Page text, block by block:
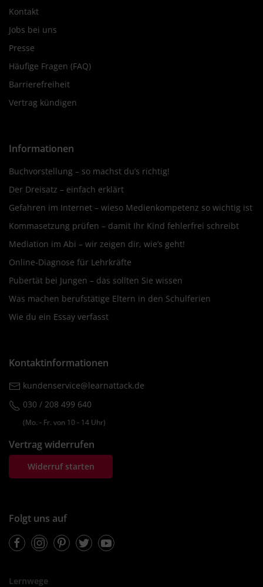
Kontakt
Jobs bei uns
Presse
Häufige Fragen (FAQ)
Barrierefreiheit
Vertrag kündigen
Informationen
Buchvorstellung – so machst du’s richtig!
Der Dreisatz – einfach erklärt
Gefahren im Internet – wieso Medienkompetenz so wichtig ist
Kommasetzung prüfen – damit Ihr Kind fehlerfrei schreibt
Mediation im Abi – wir zeigen dir, wie’s geht!
Online-Diagnose für Lehrkräfte
Pubertät bei Jungen – das sollten Sie wissen
Was machen berufstätige Eltern in den Schulferien
Wie du ein Essay verfasst
Kontaktinformationen
kundenservice@learnattack.de
030 / 208 499 640
(Mo. ‐ Fr. von 10 ‐ 14 Uhr)
Vertrag widerrufen
Widerruf starten
Folgt uns auf
FacebookInstagramPinterestTwitterYoutube
Lernwege